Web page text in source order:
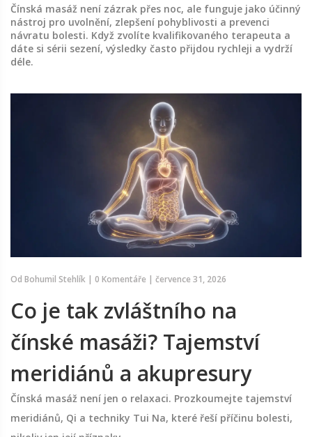
Čínská masáž není zázrak přes noc, ale funguje jako účinný
nástroj pro uvolnění, zlepšení pohyblivosti a prevenci
návratu bolesti. Když zvolíte kvalifikovaného terapeuta a
dáte si sérii sezení, výsledky často přijdou rychleji a vydrží
déle.
Od Bohumil Stehlík | 0 Komentáře | července 31, 2026
Co je tak zvláštního na
čínské masáži? Tajemství
meridiánů a akupresury
Čínská masáž není jen o relaxaci. Prozkoumejte tajemství
meridiánů, Qi a techniky Tui Na, které řeší příčinu bolesti,